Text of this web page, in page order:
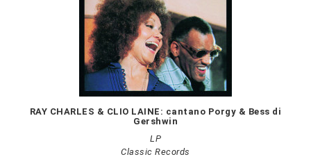
RAY CHARLES & CLIO LAINE: cantano Porgy & Bess di
Gershwin
LP
Classic Records